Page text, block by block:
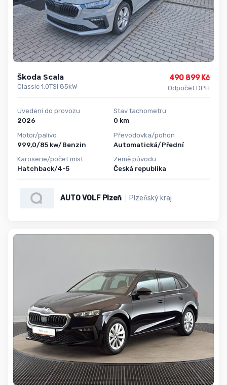
Škoda Scala
Classic 1,0TSI 85kW
490 899 Kč
Odpočet DPH
Uvedení do provozu
2026
Motor/palivo
999,0/85 kw/Benzin
Karoserie/počet míst
Hatchback/4-5
Stav tachometru
0 km
Převodovka/pohon
Automatická/Přední
Země původu
Česká republika
AUTO VOLF Plzeň Plzeňský kraj